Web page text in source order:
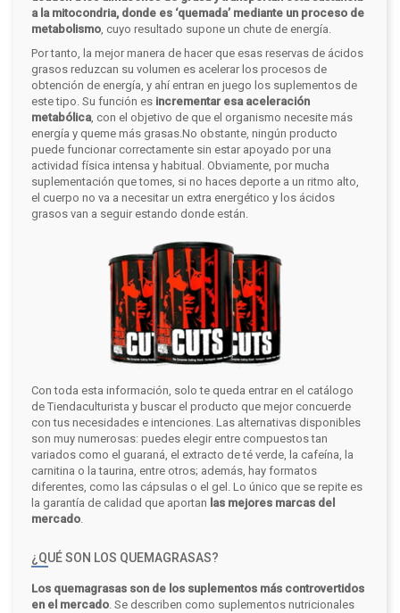
a la mitocondria, donde es ‘quemada’ mediante un proceso de
metabolismo, cuyo resultado supone un chute de energía.
Por tanto, la mejor manera de hacer que esas reservas de ácidos
grasos reduzcan su volumen es acelerar los procesos de
obtención de energía, y ahí entran en juego los suplementos de
este tipo. Su función es incrementar esa aceleración
metabólica, con el objetivo de que el organismo necesite más
energía y queme más grasas.No obstante, ningún producto
puede funcionar correctamente sin estar apoyado por una
actividad física intensa y habitual. Obviamente, por mucha
suplementación que tomes, si no haces deporte a un ritmo alto,
el cuerpo no va a necesitar un extra energético y los ácidos
grasos van a seguir estando donde están.
Con toda esta información, solo te queda entrar en el catálogo
de Tiendaculturista y buscar el producto que mejor concuerde
con tus necesidades e intenciones. Las alternativas disponibles
son muy numerosas: puedes elegir entre compuestos tan
variados como el guaraná, el extracto de té verde, la cafeína, la
carnitina o la taurina, entre otros; además, hay formatos
diferentes, como las cápsulas o el gel. Lo único que se repite es
la garantía de calidad que aportan las mejores marcas del
mercado.
¿QUÉ SON LOS QUEMAGRASAS?
Los quemagrasas son de los suplementos más controvertidos
en el mercado. Se describen como suplementos nutricionales